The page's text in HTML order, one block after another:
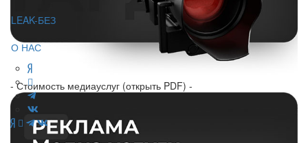
LEAK-БЕЗ
О НАС
- Стоимость медиауслуг (открыть PDF) -